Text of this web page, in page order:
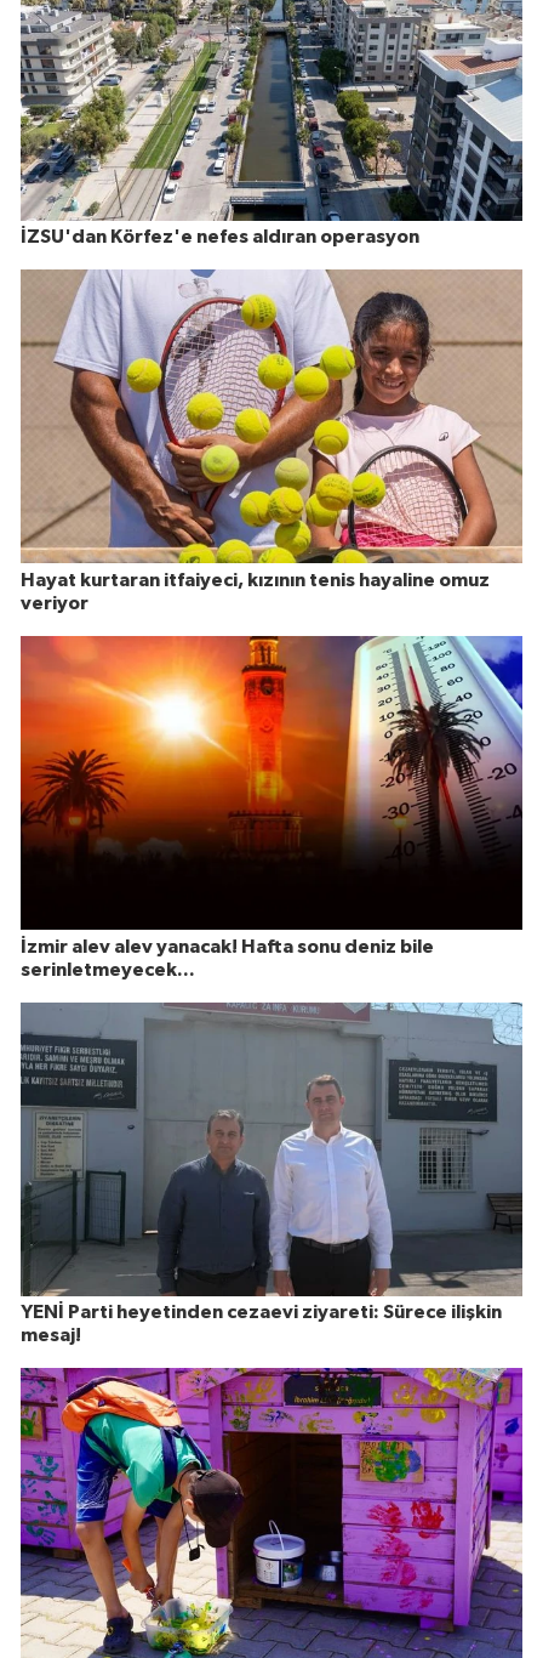
İZSU'dan Körfez'e nefes aldıran operasyon
Hayat kurtaran itfaiyeci, kızının tenis hayaline omuz
veriyor
İzmir alev alev yanacak! Hafta sonu deniz bile
serinletmeyecek...
YENİ Parti heyetinden cezaevi ziyareti: Sürece ilişkin
mesaj!